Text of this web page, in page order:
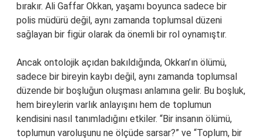
bırakır. Ali Gaffar Okkan, yaşamı boyunca sadece bir
polis müdürü değil, aynı zamanda toplumsal düzeni
sağlayan bir figür olarak da önemli bir rol oynamıştır.
Ancak ontolojik açıdan bakıldığında, Okkan’ın ölümü,
sadece bir bireyin kaybı değil, aynı zamanda toplumsal
düzende bir boşluğun oluşması anlamına gelir. Bu boşluk,
hem bireylerin varlık anlayışını hem de toplumun
kendisini nasıl tanımladığını etkiler. “Bir insanın ölümü,
toplumun varoluşunu ne ölçüde sarsar?” ve “Toplum, bir